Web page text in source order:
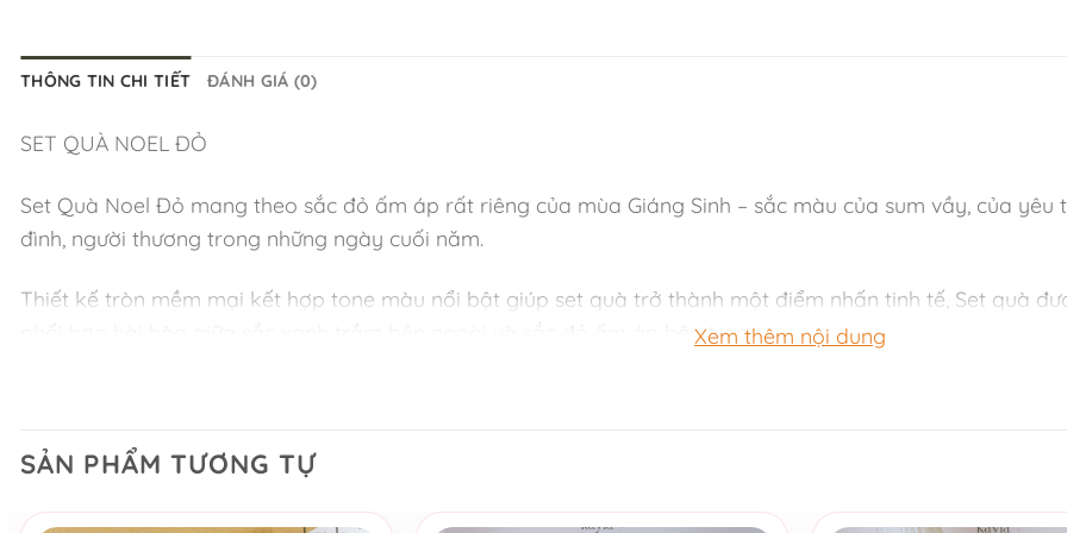
THÔNG TIN CHI TIẾT ĐÁNH GIÁ (0)
SET QUÀ NOEL ĐỎ
Set Quà Noel Đỏ mang theo sắc đỏ ấm áp rất riêng của mùa Giáng Sinh – sắc màu của sum vầy, của
đình, người thương trong những ngày cuối năm.
Thiết kế tròn mềm mại kết hợp tone màu nổi bật giúp set quà trở thành một điểm nhấn tinh tế, Set quà
phối hợp hài hòa giữa sắc xanh trầm bên ngoài và sắc đỏ ấm áp bên trong.
rãi, không nồng gắt, rất phù hợp để thắp lên trong những buổi tối Noel yên tĩnh, khi bạn muốn tận hưởng
Xem thêm nội dung
SẢN PHẨM TƯƠNG TỰ